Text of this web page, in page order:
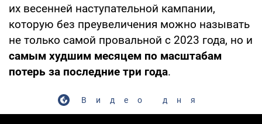
их весенней наступательной кампании,
которую без преувеличения можно называть
не только самой провальной с 2023 года, но и
самым худшим месяцем по масштабам
потерь за последние три года.
Видео дня